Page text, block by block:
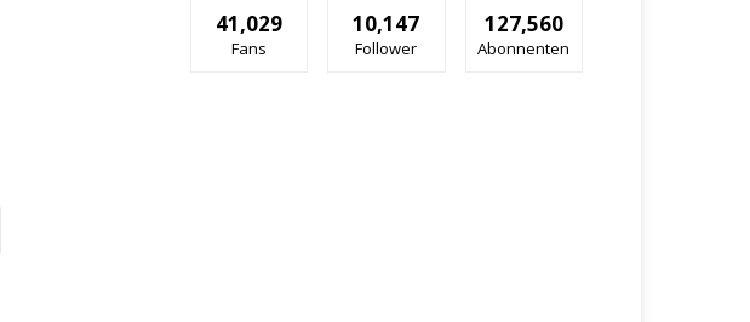
41,029
Fans
10,147
Follower
127,560
Abonnenten